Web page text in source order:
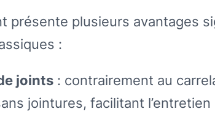
présente plusieurs avantages
:
joints : contrairement au
jointures, facilitant